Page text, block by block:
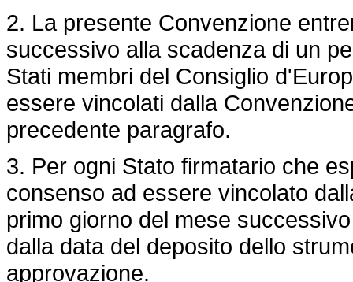
2. La presente Convenzione
successivo alla scadenza di un
Stati membri del Consiglio
essere vincolati dalla
precedente paragrafo.
3. Per ogni Stato firmatario che
consenso ad essere vincolato
primo giorno del mese
dalla data del deposito dello
approvazione.